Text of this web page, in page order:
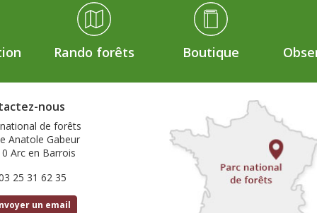
Rando forêts Boutique
nous
de forêts
Anatole Gabeur
Arc en Barrois
25 31 62 35
un email